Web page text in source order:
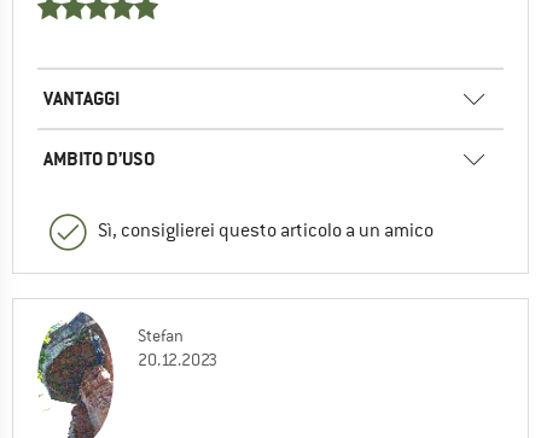
VANTAGGI
AMBITO D’USO
Sì, consiglierei questo articolo a un amico
Stefan
20.12.2023